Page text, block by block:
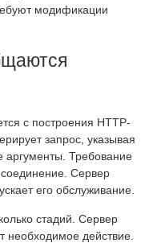
модификации
с построения HTTP-
запрос, указывая
аргументы. Требование
Сервер
его обслуживание.
стадий. Сервер
необходимое действие.